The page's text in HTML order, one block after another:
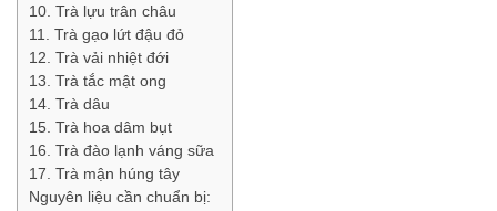
10. Trà lựu trân châu
11. Trà gạo lứt đậu đỏ
12. Trà vải nhiệt đới
13. Trà tắc mật ong
14. Trà dâu
15. Trà hoa dâm bụt
16. Trà đào lạnh váng sữa
17. Trà mận húng tây
Nguyên liệu cần chuẩn bị: